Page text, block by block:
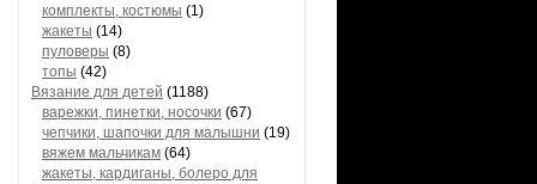
комплекты, костюмы (1)
жакеты (14)
пуловеры (8)
топы (42)
Вязание для детей (1188)
варежки, пинетки, носочки (67)
чепчики, шапочки для малышни (19)
вяжем мальчикам (64)
жакеты, кардиганы, болеро для